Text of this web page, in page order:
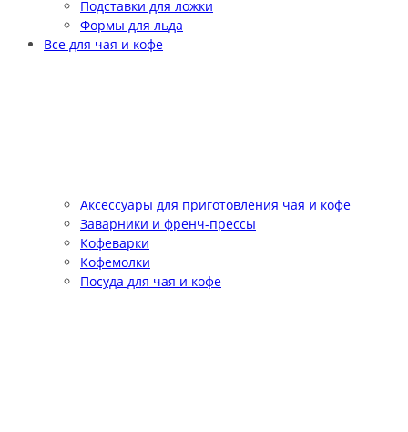
Подставки для ложки
Формы для льда
Все для чая и кофе
Аксессуары для приготовления чая и кофе
Заварники и френч-прессы
Кофеварки
Кофемолки
Посуда для чая и кофе